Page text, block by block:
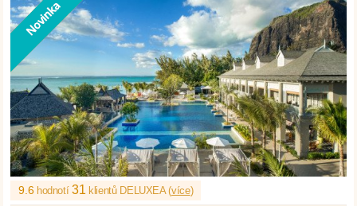
9.6 hodnotí31 klientů DELUXEA (více)